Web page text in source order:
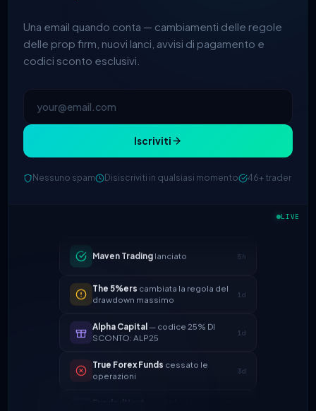
Una email quando conta — cambiamenti delle regole
delle prop firm, nuovi lanci, avvisi di pagamento e
codici sconto esclusivi.
Iscriviti
Nessuno spam Disiscriviti in qualsiasi momento 46+ trader
LIVE
FTMO aggiornato split profitto →
The 5%erscambiata la regola del
Alpha Capital— codice 25% DI
True Forex Funds
FundedNext